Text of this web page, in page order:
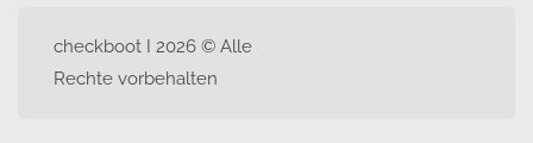
checkboot I 2026 © Alle
Rechte vorbehalten